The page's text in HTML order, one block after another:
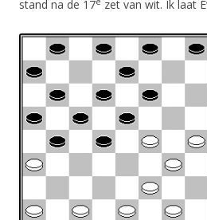
stand na de 17
zet van wit. Ik laat